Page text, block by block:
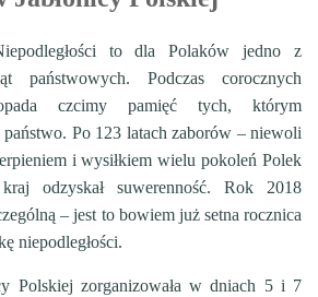
to dla Polaków jedno z
państwowych. Podczas corocznych
czcimy pamięć tych, którym
państwo. Po 123 latach zaborów – niewoli
i wysiłkiem wielu pokoleń Polek
odzyskał suwerenność. Rok 2018
– jest to bowiem już setna rocznica
niepodległości.
Polskiej zorganizowała w dniach 5 i 7